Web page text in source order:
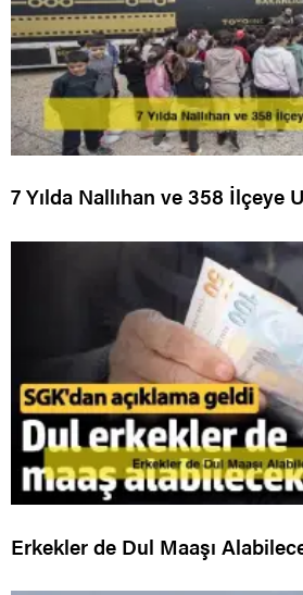
7 Yılda Nallıhan ve 358 İlçeye
Erkekler de Dul Maaşı